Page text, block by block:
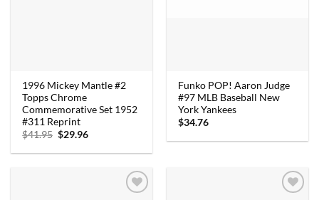
1996 Mickey Mantle #2
Topps Chrome
Commemorative Set 1952
#311 Reprint
$41.95 Oorspronkelijke
was:
$29.96Huidige
is:
Funko POP! Aaron Judge
#97 MLB Baseball New
York Yankees
$34.76